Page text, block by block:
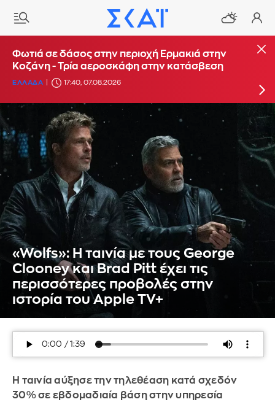
Φωτιά στο Στεφάνι Κορίνθου - Μήνυμα από το
112 για ετοιμότητα
ΕΛΛΑΔΑ 16:29, 07.08.2026
Φωτιά σε δάσος στην περιοχή Ερμακιά στην
Κοζάνη - Τρία αεροσκάφη στην κατάσβεση
ΕΛΛΑΔΑ 17:40, 07.08.2026
«Wolfs»: Η ταινία με τους George
Clooney και Brad Pitt έχει τις
περισσότερες προβολές στην
ιστορία του Apple TV+
Η ταινία αύξησε την τηλεθέαση κατά σχεδόν
30% σε εβδομαδιαία βάση στην υπηρεσία